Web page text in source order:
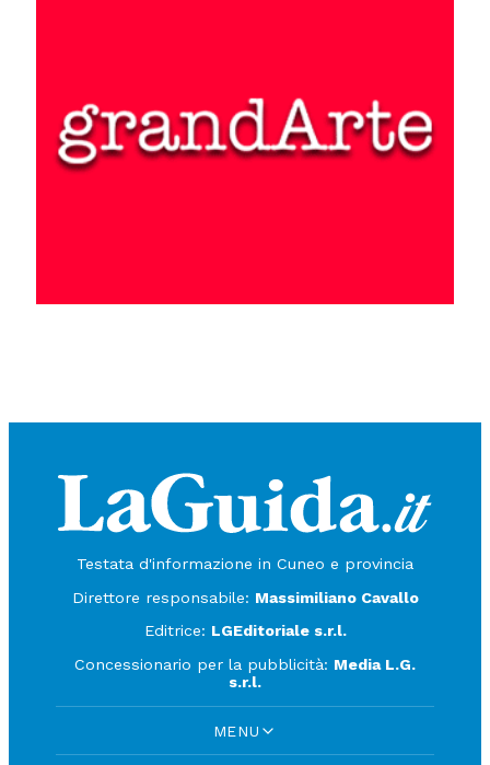
Testata d'informazione in Cuneo e provincia
Direttore responsabile: Massimiliano Cavallo
Editrice: LGEditoriale s.r.l.
Concessionario per la pubblicità: Media L.G.
s.r.l.
MENU